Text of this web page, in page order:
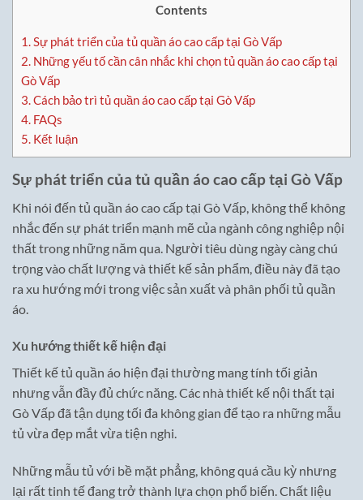
Contents
1.Sự phát triển của tủ quần áo cao cấp tại Gò Vấp
2. Những yếu tố cần cân nhắc khi chọn tủ quần áo cao cấp tại
Gò Vấp
3.Cách bảo trì tủ quần áo cao cấp tại Gò Vấp
4. FAQs
5. Kết luận
Sự phát triển của tủ quần áo cao cấp tại Gò Vấp
Khi nói đến tủ quần áo cao cấp tại Gò Vấp, không thể không
nhắc đến sự phát triển mạnh mẽ của ngành công nghiệp nội
thất trong những năm qua. Người tiêu dùng ngày càng chú
trọng vào chất lượng và thiết kế sản phẩm, điều này đã tạo
ra xu hướng mới trong việc sản xuất và phân phối tủ quần
áo.
Xu hướng thiết kế hiện đại
Thiết kế tủ quần áo hiện đại thường mang tính tối giản
nhưng vẫn đầy đủ chức năng. Các nhà thiết kế nội thất tại
Gò Vấp đã tận dụng tối đa không gian để tạo ra những mẫu
tủ vừa đẹp mắt vừa tiện nghi.
Những mẫu tủ với bề mặt phẳng, không quá cầu kỳ nhưng
lại rất tinh tế đang trở thành lựa chọn phổ biến. Chất liệu